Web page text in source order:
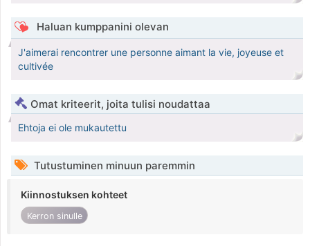
Haluan kumppanini olevan
J'aimerai rencontrer une personne aimant la vie, joyeuse et
cultivée
Omat kriteerit, joita tulisi noudattaa
Ehtoja ei ole mukautettu
Tutustuminen minuun paremmin
Kiinnostuksen kohteet
Kerron sinulle